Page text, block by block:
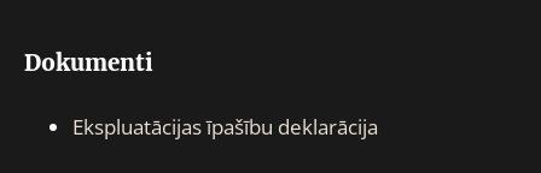
Dokumenti
Ekspluatācijas īpašību deklarācija